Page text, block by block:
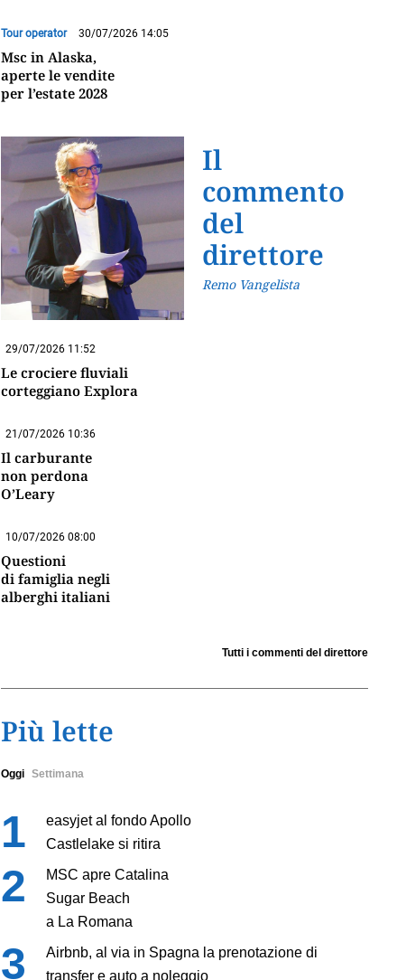
Tour operator 30/07/2026 14:05
Msc in Alaska,
aperte le vendite
per l’estate 2028
Il
commento
del
direttore
Remo Vangelista
29/07/2026 11:52
Le crociere fluviali
corteggiano Explora
21/07/2026 10:36
Il carburante
non perdona
O’Leary
10/07/2026 08:00
Questioni
di famiglia negli
alberghi italiani
Tutti i commenti del direttore
Più lette
Oggi Settimana
easyjet al fondo Apollo
Castlelake si ritira
MSC apre Catalina
Sugar Beach
a La Romana
Airbnb, al via in Spagna la prenotazione di
transfer e auto a noleggio